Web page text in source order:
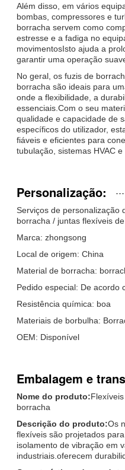
Além disso, em vários
bombas, compressores e
borracha servem como
estresse e a fadiga no
movimentosIsto ajuda a
garantir uma operação
No geral, os fuzis de
borracha são ideais para
onde a flexibilidade, a
essenciais.Com o seu
qualidade e capacidade de
específicos do utilizador,
fiáveis e eficientes para
tubulação, sistemas HVAC
Personalização:
Serviços de personalização
borracha / juntas flexíveis
Marca: zhongsong
Local de origem: China
Material de borracha:
Pedido especial: De acordo
Resistência química: boa
Materiais de borbulha:
OEM: Disponível
Embalagem e
Nome do produto:
borracha
Descrição do produto:Os
flexíveis são projetados
isolamento de vibração em
industriais.oferecem